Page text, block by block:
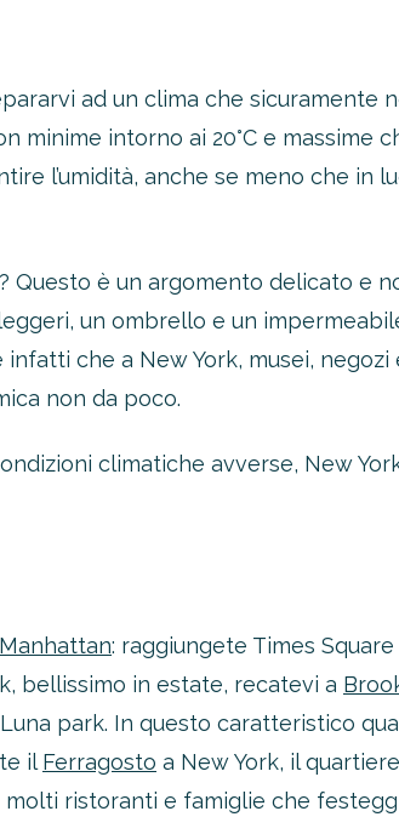
ad un clima che sicuramente
minime intorno ai 20°C e massime
l’umidità, anche se meno che in
Questo è un argomento delicato e
un ombrello e un
che a New York, musei, negozi
non da poco.
climatiche avverse, New
Manhattan: raggiungete Times
bellissimo in estate, recatevi a
park. In questo caratteristico
il Ferragosto a New York, il
ristoranti e famiglie che